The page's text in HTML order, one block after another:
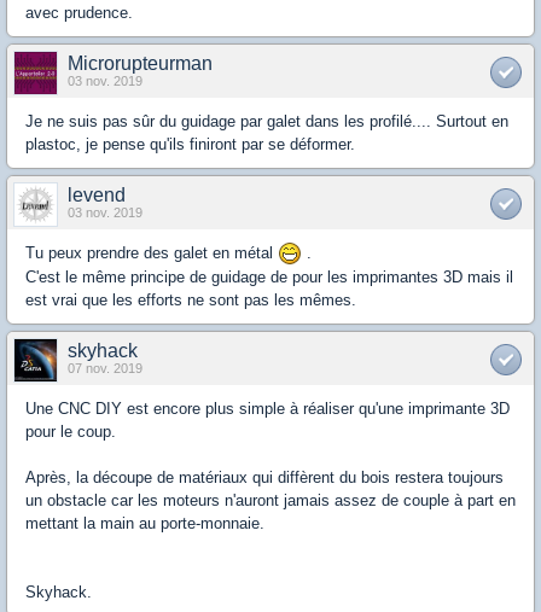
avec prudence.
Microrupteurman
03 nov. 2019
Je ne suis pas sûr du guidage par galet dans les profilé.... Surtout en
plastoc, je pense qu'ils finiront par se déformer.
levend
03 nov. 2019
Tu peux prendre des galet en métal
C'est le même principe de guidage de pour les imprimantes 3D mais il
est vrai que les efforts ne sont pas les mêmes.
skyhack
07 nov. 2019
Une CNC DIY est encore plus simple à réaliser qu'une imprimante 3D
pour le coup.
Après, la découpe de matériaux qui diffèrent du bois restera toujours
un obstacle car les moteurs n'auront jamais assez de couple à part en
mettant la main au porte-monnaie.
Skyhack.